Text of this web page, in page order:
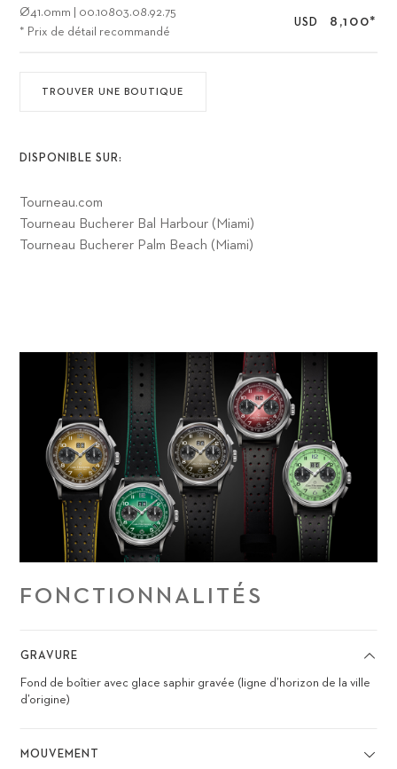
Ø41.0mm
00.10803.08.92.75
* Prix de détail recommandé
USD 8,100*
TROUVER UNE BOUTIQUE
DISPONIBLE SUR:
Tourneau.com
Tourneau Bucherer Bal Harbour (Miami)
Tourneau Bucherer Palm Beach (Miami)
FONCTIONNALITÉS
GRAVURE
Fond de boîtier avec glace saphir gravée (ligne d’horizon de la ville
d’origine)
MOUVEMENT